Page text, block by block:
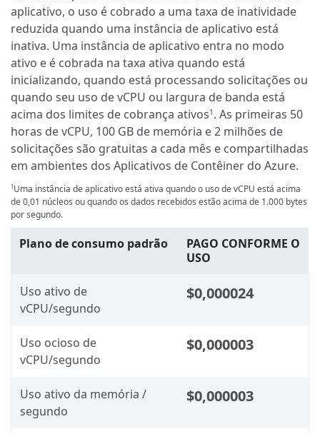
aplicativo, o uso é cobrado a uma taxa de inatividade
reduzida quando uma instância de aplicativo está
inativa. Uma instância de aplicativo entra no modo
ativo e é cobrada na taxa ativa quando está
inicializando, quando está processando solicitações ou
quando seu uso de vCPU ou largura de banda está
acima dos limites de cobrança ativos1 . As primeiras 50
horas de vCPU, 100 GB de memória e 2 milhões de
solicitações são gratuitas a cada mês e compartilhadas
em ambientes dos Aplicativos de Contêiner do Azure.
1 Uma instância de aplicativo está ativa quando o uso de vCPU está acima
de 0,01 núcleos ou quando os dados recebidos estão acima de 1.000 bytes
por segundo.
Plano de consumo padrão
PAGO CONFORME O
USO
Uso ativo de
vCPU/segundo
$0,000024
Uso ocioso de
vCPU/segundo
$0,000003
Uso ativo da memória /
segundo
$0,000003